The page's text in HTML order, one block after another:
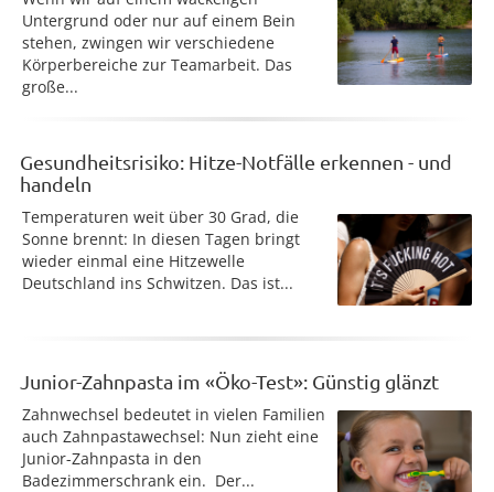
Untergrund oder nur auf einem Bein
stehen, zwingen wir verschiedene
Körperbereiche zur Teamarbeit. Das
große...
Gesundheitsrisiko: Hitze-Notfälle erkennen - und
handeln
Temperaturen weit über 30 Grad, die
Sonne brennt: In diesen Tagen bringt
wieder einmal eine Hitzewelle
Deutschland ins Schwitzen. Das ist...
Junior-Zahnpasta im «Öko-Test»: Günstig glänzt
Zahnwechsel bedeutet in vielen Familien
auch Zahnpastawechsel: Nun zieht eine
Junior-Zahnpasta in den
Badezimmerschrank ein. Der...